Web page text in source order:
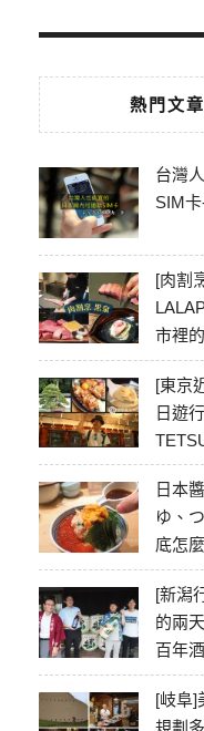
熱門文
台灣
SIM
[肉割
市裡
[東京
日遊
冰川
日本
ゆ、
底怎
[新潟
的兩
百年
最老
[岐阜]
規劃